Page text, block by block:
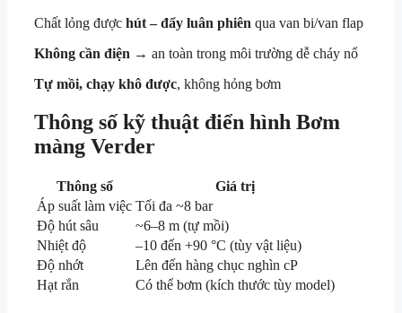
Chất lỏng được hút – đẩy luân phiên qua van bi/van flap
Không cần điện → an toàn trong môi trường dễ cháy nổ
Tự mồi, chạy khô được, không hỏng bơm
Thông số kỹ thuật điển hình Bơm
màng Verder
Thông số
Giá trị
Áp suất làm việc Tối đa ~8 bar
Độ hút sâu
~6–8 m (tự mồi)
Nhiệt độ
–10 đến +90 °C (tùy vật liệu)
Độ nhớt
Lên đến hàng chục nghìn cP
Hạt rắn
Có thể bơm (kích thước tùy model)